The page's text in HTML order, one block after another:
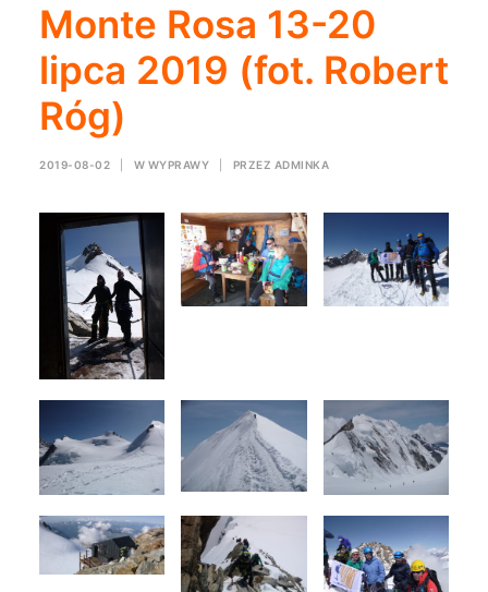
Monte Rosa 13-20
lipca 2019 (fot. Robert
Róg)
2019-08-02 W WYPRAWY PRZEZ ADMINKA